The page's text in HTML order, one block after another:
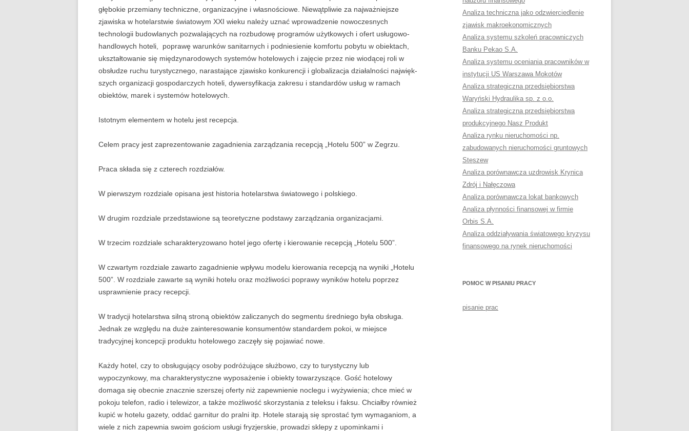
TURYSTYKA I REKREACJA
UBEZPIECZENIA
ZARZĄDZANIE
JAK PRZYGOTOWAĆ SIĘ DO
USTNEGO EGZAMINU
DYPLOMOWEGO?
HIPOTEZY W PRACACH
DYPLOMOWYCH
głębokie prze­miany techniczne, organizacyjne i własnościowe. Niewątpliwie za naj­ważniejsze
zjawiska w hotelarstwie światowym XXI wieku należy uznać wprowadzenie nowoczesnych
technologii budowlanych pozwala­jących na rozbudowę programów użytkowych i ofert usługowo-
handlowych hoteli, poprawę warunków sanitarnych i podniesienie komfortu pobytu w obiektach,
ukształtowanie się międzynarodowych systemów hotelowych i za­jęcie przez nie wiodącej roli w
obsłudze ruchu turystycznego, narastające zjawisko konkurencji i globalizacja działalności najwięk­
szych organizacji gospodarczych hoteli, dywersyfikacja zakresu i standardów usług w ramach
obiektów, marek i systemów hotelowych.
Istotnym elementem w hotelu jest recepcja.
Celem pracy jest zaprezentowanie zagadnienia zarządzania recepcją „Hotelu 500” w Zegrzu.
Praca składa się z czterech rozdziałów.
W pierwszym rozdziale opisana jest historia hotelarstwa światowego i polskiego.
W drugim rozdziale przedstawione są teoretyczne podstawy zarządzania organizacjami.
W trzecim rozdziale scharakteryzowano hotel jego ofertę i kierowanie recepcją „Hotelu 500”.
W czwartym rozdziale zawarto zagadnienie wpływu modelu kierowania recepcją na wyniki „Hotelu
500”. W rozdziale zawarte są wyniki hotelu oraz możliwości poprawy wyników hotelu poprzez
usprawnienie pracy recepcji.
W tradycji hotelarstwa silną stroną obiektów zaliczanych do segmentu średniego by­ła obsługa.
Jednak ze względu na duże zainteresowanie konsumentów standardem po­koi, w miejsce
tradycyjnej koncepcji produktu hotelowego zaczęły się pojawiać nowe.
Każdy hotel, czy to obsługujący osoby podróżujące służbowo, czy to turystyczny lub
wypoczynkowy, ma charakterystyczne wyposażenie i obiekty towarzyszące. Gość ho­telowy
domaga się obecnie znacznie szerszej oferty niż zapewnienie noclegu i wyży­wienia; chce mieć w
pokoju telefon, radio i telewizor, a także możliwość skorzysta­nia z teleksu i faksu. Chciałby również
kupić w hotelu gazety, oddać garnitur do pral­ni itp. Hotele starają się sprostać tym wymaganiom, a
wiele z nich zapewnia swoim gościom usługi fryzjerskie, prowadzi sklepy z upominkami i
Analiza techniczna jako odzwierciedlenie
zjawisk makroekonomicznych
Analiza systemu szkoleń pracowniczych
Banku Pekao S.A.
Analiza systemu oceniania pracowników w
instytucji US Warszawa Mokotów
Analiza strategiczna przedsiębiorstwa
Waryński Hydraulika sp. z o.o.
Analiza strategiczna przedsiębiorstwa
produkcyjnego Nasz Produkt
Analiza rynku nieruchomości np.
zabudowanych nieruchomości gruntowych
Stęszew
Analiza porównawcza uzdrowisk Krynica
Zdrój i Nałęczowa
Analiza porównawcza lokat bankowych
Analiza płynności finansowej w firmie
Orbis S.A.
Analiza oddziaływania światowego kryzysu
finansowego na rynek nieruchomości
POMOC W PISANIU PRACY
pisanie prac